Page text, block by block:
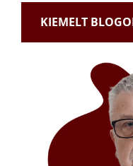
KIEMELT